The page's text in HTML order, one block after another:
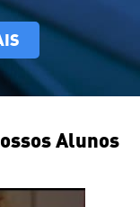
Alunos